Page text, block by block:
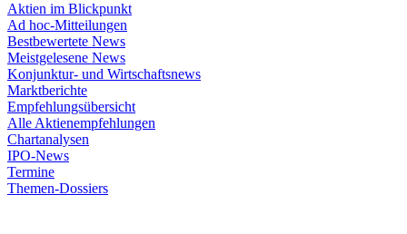
Aktien im Blickpunkt
Ad hoc-Mitteilungen
Bestbewertete News
Meistgelesene News
Konjunktur- und Wirtschaftsnews
Marktberichte
Empfehlungsübersicht
Alle Aktienempfehlungen
Chartanalysen
IPO-News
Termine
Themen-Dossiers